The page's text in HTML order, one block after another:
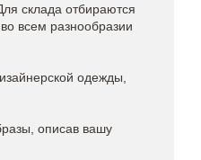
склада отбираются
всем разнообразии
одежды,
описав вашу